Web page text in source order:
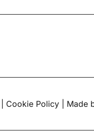
Cookie Policy | Made